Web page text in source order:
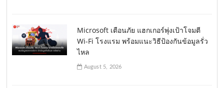
Microsoft เตือนภัย แฮกเกอร์พุ่งเป้าโจมตี
Wi-Fi โรงแรม พร้อมแนะวิธีป้องกันข้อมูลรั่ว
ไหล
August 5, 2026